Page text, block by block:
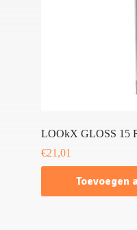
LOOkX GLOSS 15
€21,01
Toevoegen